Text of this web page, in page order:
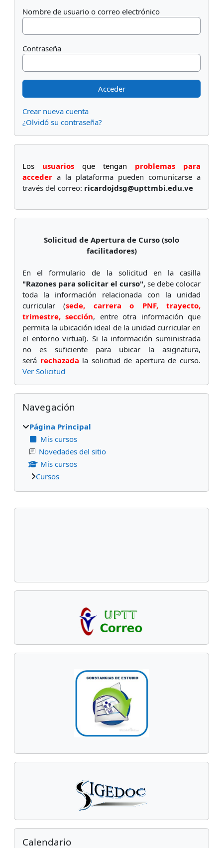
Nombre de usuario o correo electrónico
Contraseña
Crear nueva cuenta
¿Olvidó su contraseña?
Los usuarios que tengan problemas para
acceder a la plataforma pueden comunicarse a
través del correo: ricardojdsg@upttmbi.edu.ve
Solicitud de Apertura de Curso (solo
facilitadores)
En el formulario de la solicitud en la casilla
"Razones para solicitar el curso", se debe colocar
toda la información relacionada con la unidad
curricular (sede, carrera o PNF, trayecto,
trimestre, sección, entre otra información que
permita la ubicación ideal de la unidad curricular en
el entorno virtual). Si la información suministrada
no es suficiente para ubicar la asignatura,
será rechazada la solicitud de apertura de curso.
Ver Solicitud
Salta Navegación
Navegación
Página Principal
Mis cursos
Novedades del sitio
Mis cursos
Cursos
Bloques suplementarios
Salta Calendario
Calendario